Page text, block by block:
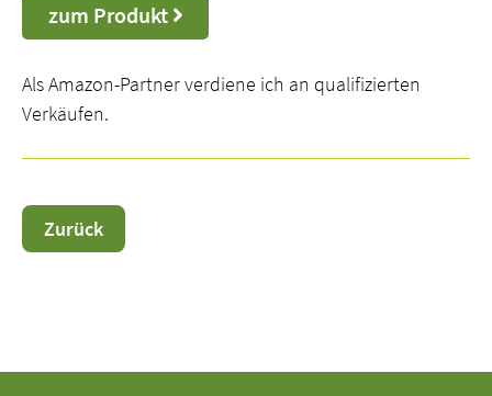
zum Produkt
Als Amazon-Partner verdiene ich an qualifizierten
Verkäufen.
Zurück